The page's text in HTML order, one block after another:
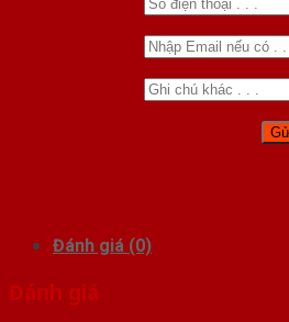
Đánh giá (0)
Đánh giá